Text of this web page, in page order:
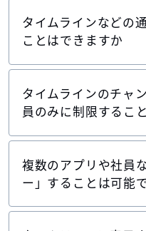
タイムラインなどの
ことはできますか
タイムラインのチャ
員のみに制限するこ
複数のアプリや社員
ー」することは可能